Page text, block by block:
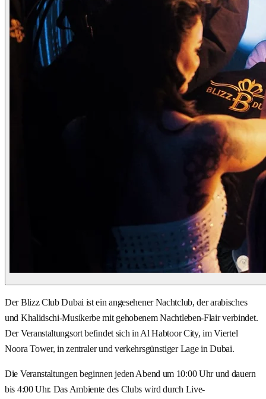
Der Blizz Club Dubai ist ein angesehener Nachtclub, der arabisches
und Khalidschi-Musikerbe mit gehobenem Nachtleben-Flair verbindet.
Der Veranstaltungsort befindet sich in Al Habtoor City, im Viertel
Noora Tower, in zentraler und verkehrsgünstiger Lage in Dubai.
Die Veranstaltungen beginnen jeden Abend um 10:00 Uhr und dauern
bis 4:00 Uhr. Das Ambiente des Clubs wird durch Live-